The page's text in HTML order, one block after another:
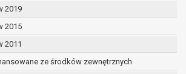
2019
2015
2011
ze środków zewnętrznych
celu wywiązania się z obowiązku
wynikającego z przepisów prawa;
do żądania ograniczenia
danych osobowych na
art. 18 RODO, w przypadku gdy: